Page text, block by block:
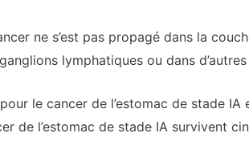
ne s’est pas propagé dans la
lymphatiques ou dans
le cancer de l’estomac de stade
de l’estomac de stade IA survivent